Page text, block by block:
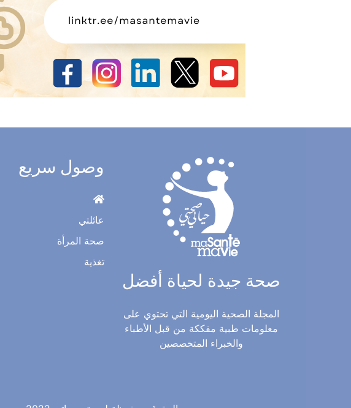
صحة جيدة لحياة أفضل
المجلة الصحية اليومية التي تحتوي على
معلومات طبية مفككة من قبل الأطباء
والخبراء المتخصصين
وصول سريع
عائلتي
صحة المرأة
تغذية